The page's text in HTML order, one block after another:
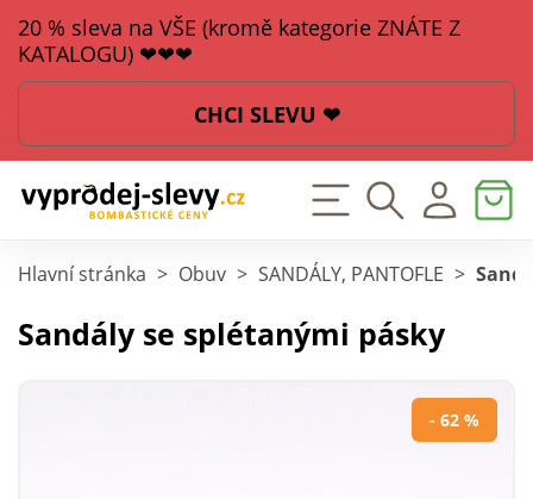
20 % sleva na VŠE (kromě kategorie ZNÁTE Z
KATALOGU) ❤❤❤
CHCI SLEVU ❤
Hlavní stránka > Obuv > SANDÁLY, PANTOFLE >
Sandály se splétanými pásky
- 62 %